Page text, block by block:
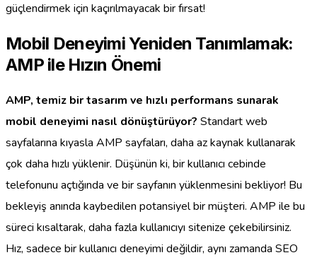
güçlendirmek için kaçırılmayacak bir fırsat!
Mobil Deneyimi Yeniden Tanımlamak:
AMP ile Hızın Önemi
AMP, temiz bir tasarım ve hızlı performans sunarak
mobil deneyimi nasıl dönüştürüyor? Standart web
sayfalarına kıyasla AMP sayfaları, daha az kaynak kullanarak
çok daha hızlı yüklenir. Düşünün ki, bir kullanıcı cebinde
telefonunu açtığında ve bir sayfanın yüklenmesini bekliyor! Bu
bekleyiş anında kaybedilen potansiyel bir müşteri. AMP ile bu
süreci kısaltarak, daha fazla kullanıcıyı sitenize çekebilirsiniz.
Hız, sadece bir kullanıcı deneyimi değildir, aynı zamanda SEO